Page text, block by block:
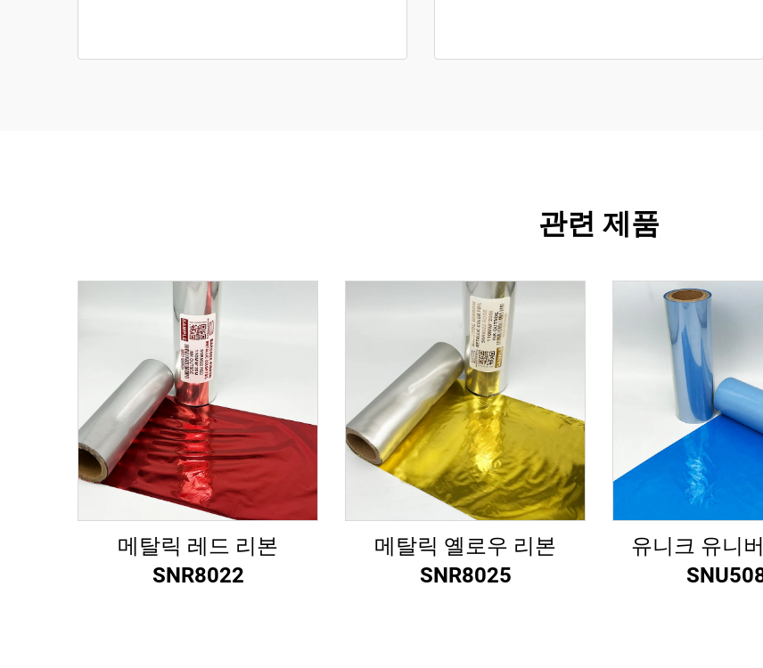
관련 제품
메탈릭 레드 리본
SNR8022
메탈릭 옐로우 리본
SNR8025
유니크 유니